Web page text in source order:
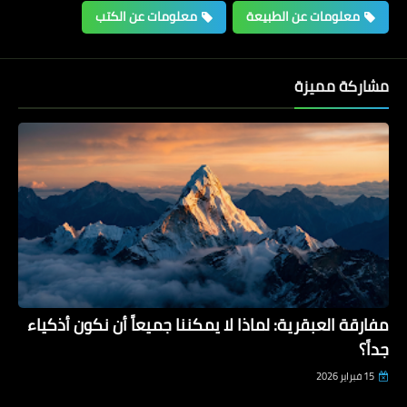
معلومات طبية
كيف تتخلص من التوتر
معلومات تاريخية
نكون أذكياء جداً؟
معلومات عن الطبيعة
معلومات عن الكتب
مشاركة مميزة
مفارقة العبقرية: لماذا لا يمكننا جميعاً أن نكون أذكياء
جداً؟
15 فبراير 2026